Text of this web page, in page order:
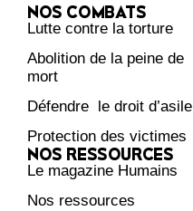
NOS COMBATS
Lutte contre la torture
Abolition de la peine de
mort
Défendre le droit d’asile
Protection des victimes
NOS RESSOURCES
Le magazine Humains
Nos ressources